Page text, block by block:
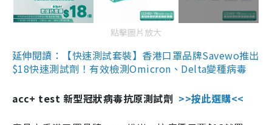
點擊圖片放大
延伸閱讀：【快速測試套裝】香港口罩品牌Savewo推出
$18快速測試劑！有效檢測Omicron、Delta變種病毒
acc+ test 新型冠狀病毒抗原測試劑 >>按此選購<<